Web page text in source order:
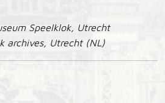
Speelklok, Utrecht
archives, Utrecht (NL)